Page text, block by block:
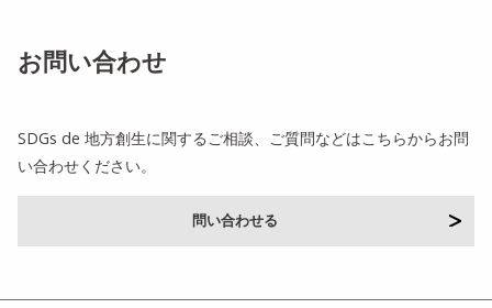
お問い合わせ
SDGs de 地方創生に関するご相談、ご質問などはこちらからお問
い合わせください。
問い合わせる